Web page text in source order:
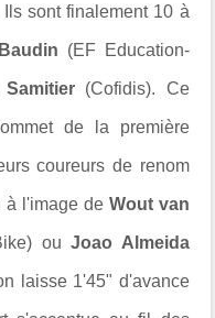
sont finalement 10 à
(EF Education-
(Cofidis). Ce
de la première
coureurs de renom
à l'image de Wout van
ouJoao Almeida
laisse 1'45" d'avance